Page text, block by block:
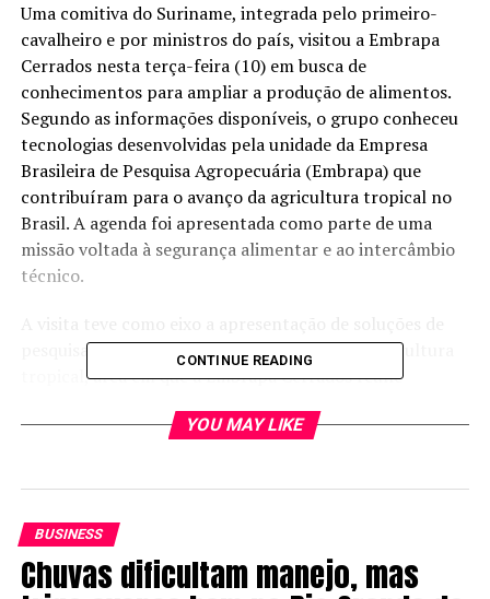
Uma comitiva do Suriname, integrada pelo primeiro-
cavalheiro e por ministros do país, visitou a Embrapa
Cerrados nesta terça-feira (10) em busca de
conhecimentos para ampliar a produção de alimentos.
Segundo as informações disponíveis, o grupo conheceu
tecnologias desenvolvidas pela unidade da Empresa
Brasileira de Pesquisa Agropecuária (Embrapa) que
contribuíram para o avanço da agricultura tropical no
Brasil. A agenda foi apresentada como parte de uma
missão voltada à segurança alimentar e ao intercâmbio
técnico.
pesquisa associadas ao desenvolvimento da agricultura
tropical, área em que a Embrapa Cerrados reúne
dos responsáveis pela adaptação de sistemas produtivos
produtividade.
No caso da missão do Suriname, o conteúdo disponível
CONTINUE READING
YOU MAY LIKE
BUSINESS
Chuvas dificultam manejo, mas